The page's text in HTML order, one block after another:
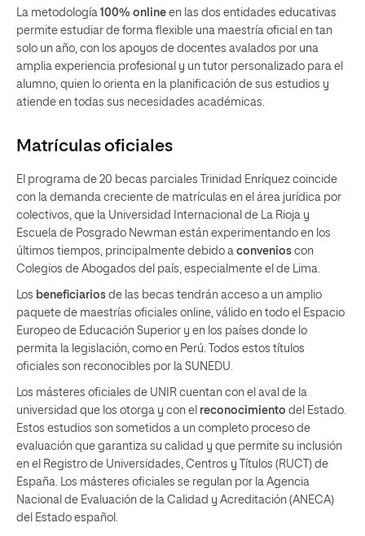
La metodología 100% online en las dos entidades educativas
permite estudiar de forma flexible una maestría oficial en tan
solo un año, con los apoyos de docentes avalados por una
amplia experiencia profesional y un tutor personalizado para el
alumno, quien lo orienta en la planificación de sus estudios y
atiende en todas sus necesidades académicas.
Matrículas oficiales
El programa de 20 becas parciales Trinidad Enríquez coincide
con la demanda creciente de matrículas en el área jurídica por
colectivos, que la Universidad Internacional de La Rioja y
Escuela de Posgrado Newman están experimentando en los
últimos tiempos, principalmente debido a convenios con
Colegios de Abogados del país, especialmente el de Lima.
Los beneficiarios de las becas tendrán acceso a un amplio
paquete de maestrías oficiales online, válido en todo el Espacio
Europeo de Educación Superior y en los países donde lo
permita la legislación, como en Perú. Todos estos títulos
oficiales son reconocibles por la SUNEDU.
Los másteres oficiales de UNIR cuentan con el aval de la
universidad que los otorga y con el reconocimiento del Estado.
Estos estudios son sometidos a un completo proceso de
evaluación que garantiza su calidad y que permite su inclusión
en el Registro de Universidades, Centros y Títulos (RUCT) de
España. Los másteres oficiales se regulan por la Agencia
Nacional de Evaluación de la Calidad y Acreditación (ANECA)
del Estado español.